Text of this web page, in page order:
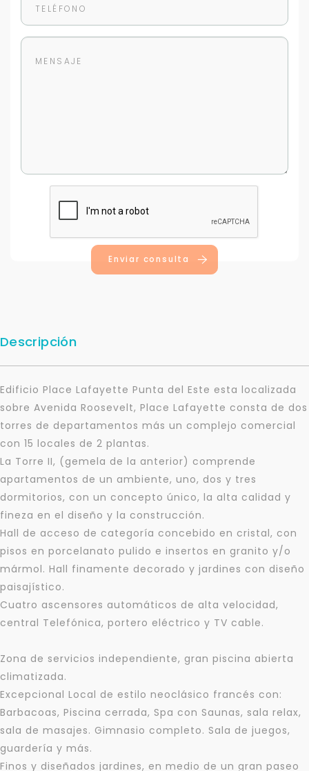
Enviar consulta
Descripción
Edificio Place Lafayette Punta del Este esta localizada
sobre Avenida Roosevelt, Place Lafayette consta de dos
torres de departamentos más un complejo comercial
con 15 locales de 2 plantas.
La Torre II, (gemela de la anterior) comprende
apartamentos de un ambiente, uno, dos y tres
dormitorios, con un concepto único, la alta calidad y
fineza en el diseño y la construcción.
Hall de acceso de categoría concebido en cristal, con
pisos en porcelanato pulido e insertos en granito y/o
mármol. Hall finamente decorado y jardines con diseño
paisajístico.
Cuatro ascensores automáticos de alta velocidad,
central Telefónica, portero eléctrico y TV cable.
Zona de servicios independiente, gran piscina abierta
climatizada.
Excepcional Local de estilo neoclásico francés con:
Barbacoas, Piscina cerrada, Spa con Saunas, sala relax,
sala de masajes. Gimnasio completo. Sala de juegos,
guardería y más.
Finos y diseñados jardines, en medio de un gran paseo